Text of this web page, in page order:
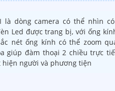
là dòng camera có thể nhìn
Led được trang bị, với ống
nét ống kính có thể zoom
giúp đàm thoại 2 chiều trực
người và phương tiện